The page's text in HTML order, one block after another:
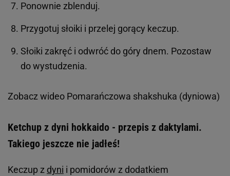
Ponownie zblenduj.
Przygotuj słoiki i przelej gorący keczup.
Słoiki zakręć i odwróć do góry dnem. Pozostaw
do wystudzenia.
Zobacz wideo Pomarańczowa shakshuka (dyniowa)
Ketchup z dyni hokkaido - przepis z daktylami.
Takiego jeszcze nie jadłeś!
Keczup z dyni i pomidorów z dodatkiem